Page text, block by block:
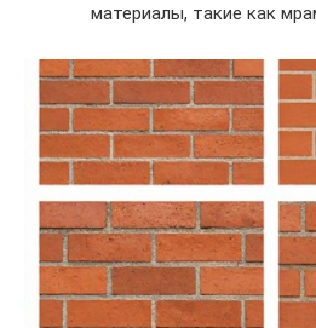
материалы, такие как